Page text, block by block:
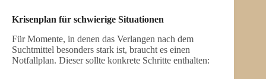
Krisenplan für schwierige Situationen
Für Momente, in denen das Verlangen nach dem
Suchtmittel besonders stark ist, braucht es einen
Notfallplan. Dieser sollte konkrete Schritte enthalten: